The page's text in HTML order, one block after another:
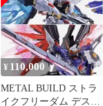
¥ 110,000
METAL BUILD ストラ
イクフリーダム デステ